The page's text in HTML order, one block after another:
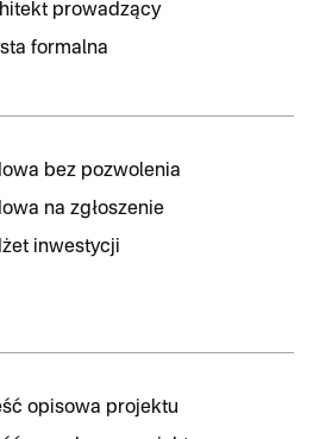
prowadzący
formalna
bez pozwolenia
na zgłoszenie
inwestycji
opisowa projektu